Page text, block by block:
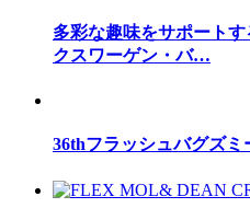
多彩な趣味をサポート
クスワーゲン・バ…
36thフラッシュバグズミ